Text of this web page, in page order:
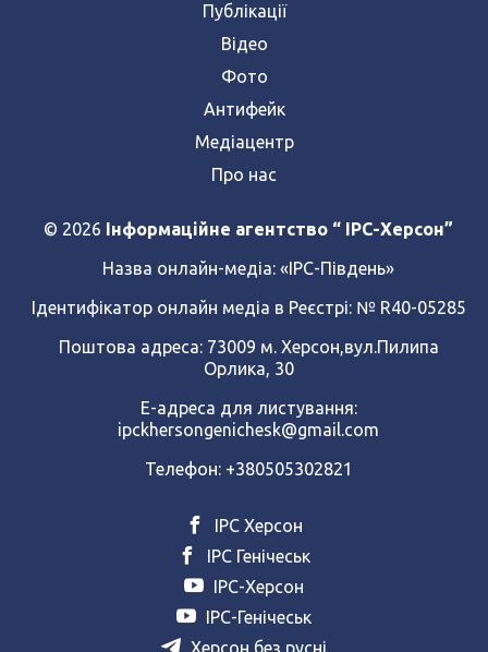
Публікації
Відео
Фото
Антифейк
Медіацентр
Про нас
© 2026 Інформаційне агентство “ IPC-Херсон”
Назва онлайн-медіа: «ІРС-Південь»
Ідентифікатор онлайн медіа в Реєстрі: № R40-05285
Поштова адреса: 73009 м. Херсон,вул.Пилипа
Орлика, 30
Е-адреса для листування:
ipckhersongenichesk@gmail.com
Телефон: +380505302821
ІРС Херсон
ІРС Генічеськ
ІРС-Херсон
ІРС-Генічеськ
Херсон без русні